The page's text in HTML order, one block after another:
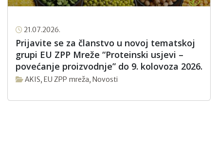
21.07.2026.
Prijavite se za članstvo u novoj tematskoj
grupi EU ZPP Mreže “Proteinski usjevi –
povećanje proizvodnje” do 9. kolovoza 2026.
AKIS, EU ZPP mreža, Novosti